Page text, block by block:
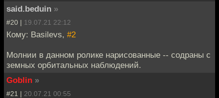
said.beduin »
#20 | 19.07.21 22:12
Кому: Basilevs, #2
Молнии в данном ролике нарисованные -- содраны с
земных орбитальных наблюдений.
Goblin »
#21 | 20.07.21 00:55